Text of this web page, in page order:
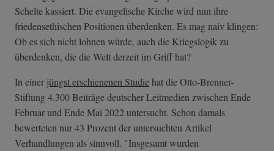
Schelte kassiert. Die evangelische Kirche wird nun ihre
friedensethischen Positionen überdenken. Es mag naiv klingen:
Ob es sich nicht lohnen würde, auch die Kriegslogik zu
überdenken, die die Welt derzeit im Griff hat?
In einer jüngst erschienenen Studiehat die Otto-Brenner-
Stiftung 4.300 Beiträge deutscher Leitmedien zwischen Ende
Februar und Ende Mai 2022 untersucht. Schon damals
bewerteten nur 43 Prozent der untersuchten Artikel
Verhandlungen als sinnvoll. "Insgesamt wurden